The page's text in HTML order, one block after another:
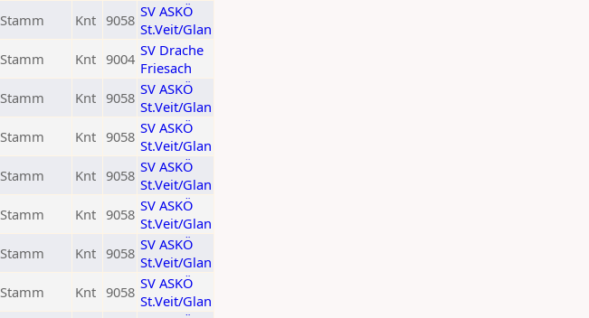
Stamm Knt 9058 SV ASKÖ
St.Veit/Glan
Stamm Knt 9004 SV Drache
Friesach
Stamm Knt 9058 SV ASKÖ
St.Veit/Glan
Stamm Knt 9058 SV ASKÖ
St.Veit/Glan
Stamm Knt 9058 SV ASKÖ
St.Veit/Glan
Stamm Knt 9058 SV ASKÖ
St.Veit/Glan
Stamm Knt 9058 SV ASKÖ
St.Veit/Glan
Stamm Knt 9058 SV ASKÖ
St.Veit/Glan